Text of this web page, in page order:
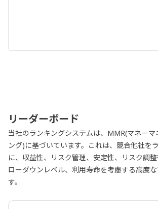
リーダーボード
当社のランキングシステムは、MMR(マネーマ
ング)に基づいています。これは、競合他社を
に、収益性、リスク管理、安定性、リスク調
ローダウンレベル、利用寿命を考慮する高度
す。